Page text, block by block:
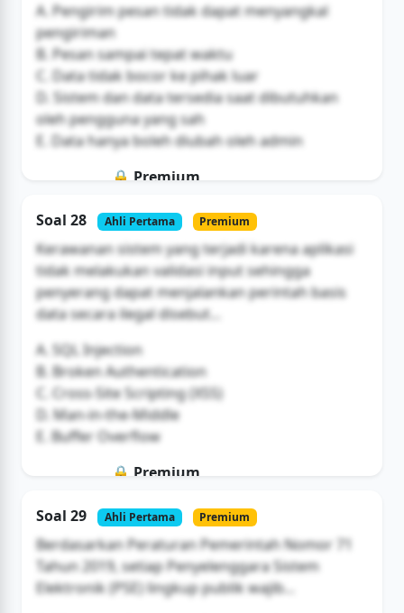
A. Pengirim pesan tidak dapat menyangkal
pengiriman
B. Pesan sampai tepat waktu
C. Data tidak bocor ke pihak luar
D. Sistem dan data tersedia saat dibutuhkan
oleh pengguna yang sah
E. Data hanya boleh diubah oleh admin
🔒 Premium
Buka Akses
Soal 28 Ahli Pertama Premium
Kerawanan sistem yang terjadi karena aplikasi
tidak melakukan validasi input sehingga
penyerang dapat menjalankan perintah basis
data secara ilegal disebut...
A. SQL Injection
B. Broken Authentication
C. Cross-Site Scripting (XSS)
D. Man-in-the-Middle
E. Buffer Overflow
🔒 Premium
Buka Akses
Soal 29 Ahli Pertama Premium
Berdasarkan Peraturan Pemerintah Nomor 71
Tahun 2019, setiap Penyelenggara Sistem
Elektronik (PSE) lingkup publik wajib...